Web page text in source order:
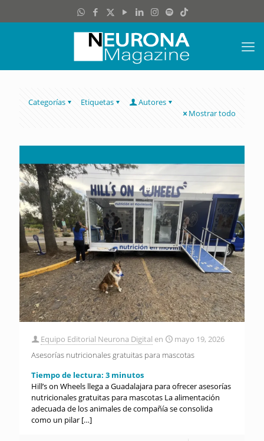
Categorías Etiquetas
Autores
Mostrar todo
Equipo Editorial Neurona Digital en
mayo 19, 2026
Asesorías nutricionales gratuitas para mascotas
Tiempo de lectura: 3 minutos
Hill’s on Wheels llega a Guadalajara para ofrecer asesorías
nutricionales gratuitas para mascotas La alimentación
adecuada de los animales de compañía se consolida
como un pilar […]